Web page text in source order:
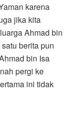
karena
jika kita
Ahmad bin
berita pun
bin Isa
pergi ke
ini tidak